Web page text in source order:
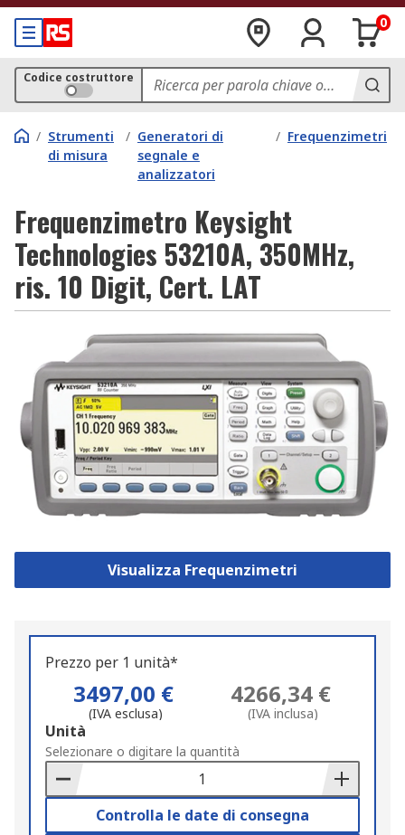
0
Codice costruttore
/ Strumenti
di misura
/ Generatori di
segnale e
analizzatori
/ Frequenzimetri
Frequenzimetro Keysight
Technologies 53210A, 350MHz,
ris. 10 Digit, Cert. LAT
Visualizza Frequenzimetri
Prezzo per 1 unità*
3497,00 €
(IVA esclusa)
4266,34 €
(IVA inclusa)
Add
to
Basket
Unità
Selezionare o digitare la quantità
Controlla le date di consegna